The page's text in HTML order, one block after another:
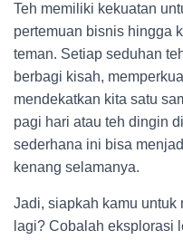
Teh memiliki kekuatan
pertemuan bisnis hingga
teman. Setiap seduhan
berbagi kisah,
mendekatkan kita satu
pagi hari atau teh dingin
sederhana ini bisa
kenang selamanya.
Jadi, siapkah kamu
lagi? Cobalah eksplorasi